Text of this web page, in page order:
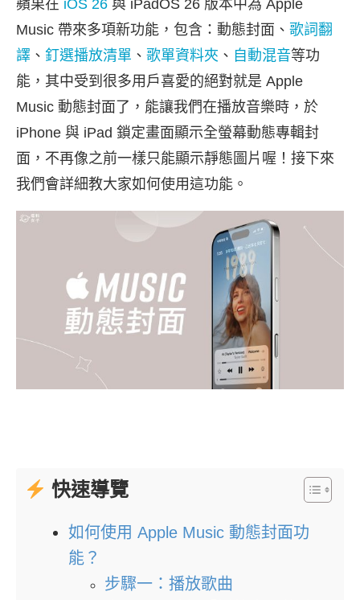
蘋果在 iOS 26 與 iPadOS 26 版本中為 Apple
Music 帶來多項新功能，包含：動態封面、 歌詞翻
譯 、 釘選播放清單 、 歌單資料夾 、 自動混音等功
能，其中受到很多用戶喜愛的絕對就是 Apple
Music 動態封面了，能讓我們在播放音樂時，於
iPhone 與 iPad 鎖定畫面顯示全螢幕動態專輯封
面，不再像之前一樣只能顯示靜態圖片喔！接下來
我們會詳細教大家如何使用這功能。
快速導覽
如何使用 Apple Music 動態封面功
能？
步驟一：播放歌曲